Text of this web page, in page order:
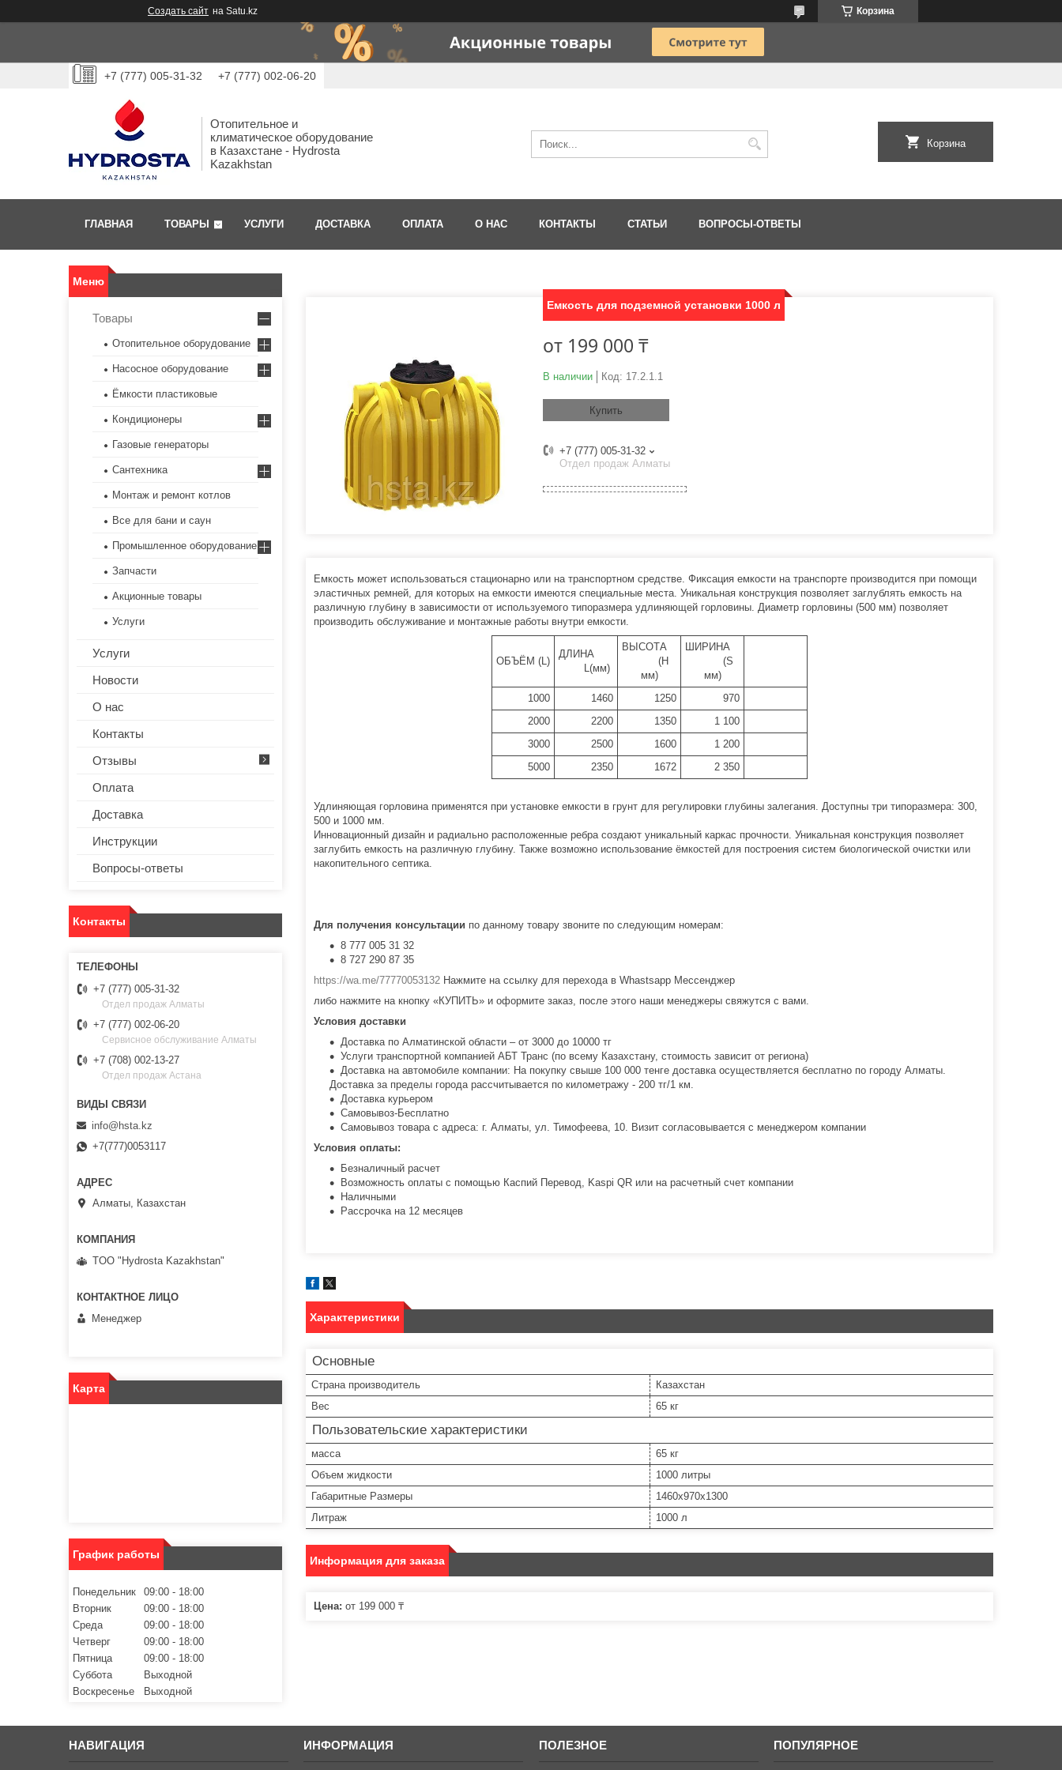
Создать сайт на Satu.kz Корзина
+7 (777) 005-31-32 +7 (777) 002-06-20
Отопительное и
климатическое оборудование
в Казахстане - Hydrosta
Kazakhstan
Корзина
ГЛАВНАЯ ТОВАРЫ УСЛУГИ ДОСТАВКА ОПЛАТА О НАС КОНТАКТЫ СТАТЬИ ВОПРОСЫ-ОТВЕТЫ
Емкость для подземной установки 1000 л
от 199 000 ₸
В наличии Код: 17.2.1.1
Купить
+7 (777) 005-31-32
Отдел продаж Алматы
Емкость может использоваться стационарно или на транспортном средстве. Фиксация емкости на транспорте производится при помощи
эластичных ремней, для которых на емкости имеются специальные места. Уникальная конструкция позволяет заглублять емкость на
различную глубину в зависимости от используемого типоразмера удлиняющей горловины. Диаметр горловины (500 мм) позволяет
производить обслуживание и монтажные работы внутри емкости.
ОБЪЁМ (L)
ДЛИНА
L(мм)
ВЫСОТА
(Н
мм)
ШИРИНА
(S
мм)
1000
1460 1250
970
2000
2200 1350
1 100
3000
2500 1600
1 200
5000
2350 1672 2 350
Удлиняющая горловина применятся при установке емкости в грунт для регулировки глубины залегания. Доступны три типоразмера: 300,
500 и 1000 мм.
Инновационный дизайн и радиально расположенные ребра создают уникальный каркас прочности. Уникальная конструкция позволяет
заглубить емкость на различную глубину. Также возможно использование ёмкостей для построения систем биологической очистки или
накопительного септика.
Для получения консультации по данному товару звоните по следующим номерам:
8 777 005 31 32
8 727 290 87 35
https://wa.me/77770053132 Нажмите на ссылку для перехода в Whastsapp Мессенджер
либо нажмите на кнопку «КУПИТЬ» и оформите заказ, после этого наши менеджеры свяжутся с вами.
Условия доставки
Доставка по Алматинской области – от 3000 до 10000 тг
Услуги транспортной компанией АБТ Транс (по всему Казахстану, стоимость зависит от региона)
Доставка на автомобиле компании: На покупку свыше 100 000 тенге доставка осуществляется бесплатно по городу Алматы.
Доставка за пределы города рассчитывается по километражу - 200 тг/1 км.
Доставка курьером
Самовывоз-Бесплатно
Самовывоз товара с адреса: г. Алматы, ул. Тимофеева, 10. Визит согласовывается с менеджером компании
Условия оплаты:
Безналичный расчет
Возможность оплаты с помощью Каспий Перевод, Kaspi QR или на расчетный счет компании
Наличными
Рассрочка на 12 месяцев
Характеристики
Основные
Страна производитель
Казахстан
Вес
65 кг
Пользовательские характеристики
масса
65 кг
Объем жидкости
1000 литры
Габаритные Размеры
1460х970х1300
Литраж
1000 л
Информация для заказа
Цена: от 199 000 ₸
Товары
Отопительное оборудование
Насосное оборудование
Ёмкости пластиковые
Кондиционеры
Газовые генераторы
Сантехника
Монтаж и ремонт котлов
Все для бани и саун
Промышленное оборудование
Запчасти
Акционные товары
Услуги
Услуги
Новости
О нас
Контакты
Отзывы
Оплата
Доставка
Инструкции
Вопросы-ответы
Контакты
+7 (777) 005-31-32
Отдел продаж Алматы
+7 (777) 002-06-20
Сервисное обслуживание Алматы
+7 (708) 002-13-27
Отдел продаж Астана
info@hsta.kz
+7(777)0053117
Алматы, Казахстан
TOO "Hydrosta Kazakhstan"
Менеджер
Карта
График работы
Понедельник 09:00
18:00
Вторник
09:00
18:00
Среда
09:00
18:00
Четверг
09:00
18:00
Пятница
09:00
18:00
Суббота
Выходной
Воскресенье
Выходной
НАВИГАЦИЯ ИНФОРМАЦИЯ ПОЛЕЗНОЕ ПОПУЛЯРНОЕ